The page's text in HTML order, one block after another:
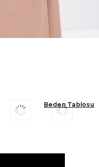
Beden Tablosu